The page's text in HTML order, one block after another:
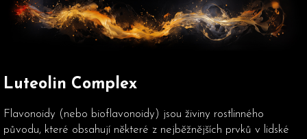
Luteolin Complex
Flavonoidy (nebo bioflavonoidy) jsou živiny rostlinného
původu, které obsahují některé z nejběžnějších prvků v lidské